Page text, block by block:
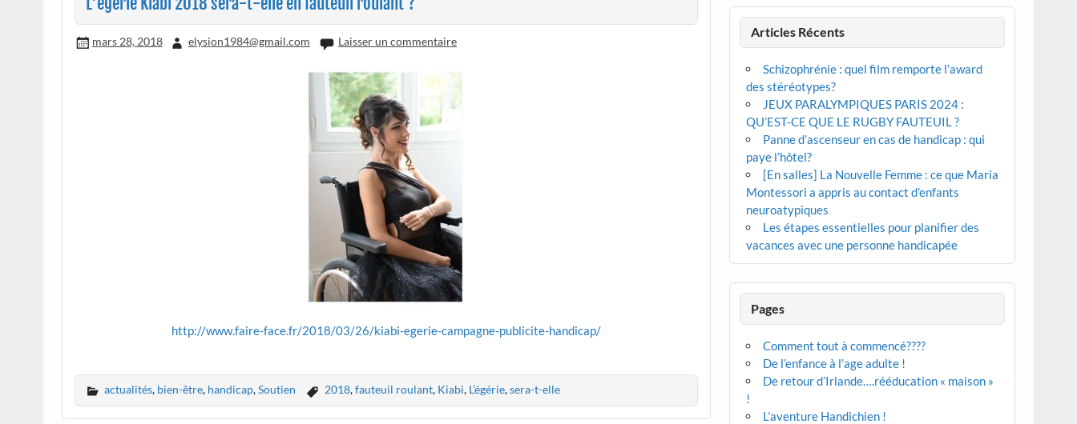
mars 28, 2018 elysion1984@gmail.com Laisser un commentaire
http://www.faire-face.fr/2018/03/26/kiabi-egerie-campagne-publicite-handicap/
actualités, bien-être, handicap,Soutien 2018,fauteuil roulant, Kiabi, L’égérie,sera-t-elle
Articles Récents
Schizophrénie : quel film remporte l’award
des stéréotypes?
JEUX PARALYMPIQUES PARIS 2024 :
QU’EST-CE QUE LE RUGBY FAUTEUIL ?
Panne d’ascenseur en cas de handicap : qui
paye l’hôtel?
[En salles] La Nouvelle Femme : ce que Maria
Montessori a appris au contact d’enfants
neuroatypiques
Les étapes essentielles pour planifier des
vacances avec une personne handicapée
Pages
Comment tout à commencé????
De l’enfance à l’age adulte !
De retour d’Irlande….rééducation « maison »
!
L’aventure Handichien !